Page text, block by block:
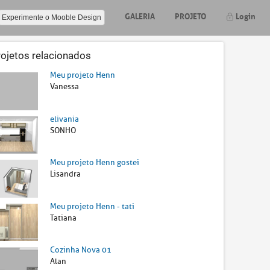
Experimente o Mooble Design GALERIA PROJETO Login
relacionados
Meu projeto Henn
Vanessa
elivania
SONHO
Meu projeto Henn gostei
Lisandra
Meu projeto Henn - tati
Tatiana
Cozinha Nova 01
Alan